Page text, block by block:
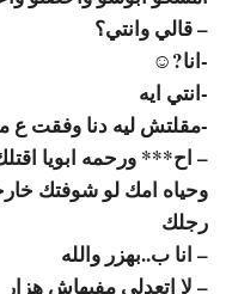
– قالي وانتي؟
-انا?☺
-انتي ايه
-مقلتش ليه دنا وفقت ع
– اح*** ورحمه ابويا
وحياه امك لو شوفتك
رجلك
– انا ب..بهزر والله
– لا اتعدلي مفيهاش هزار